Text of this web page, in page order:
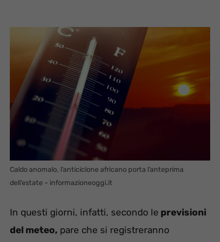
Caldo anomalo, l’anticiclone africano porta l’anteprima
dell’estate – informazioneoggi.it
In questi giorni, infatti, secondo le previsioni
del meteo, pare che si registreranno